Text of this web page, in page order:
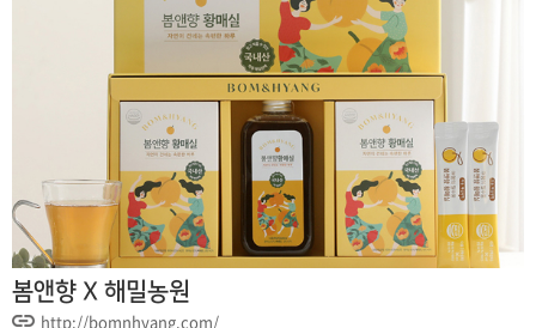
봄앤향 X 해밀농원
http://bomnhyang.com/